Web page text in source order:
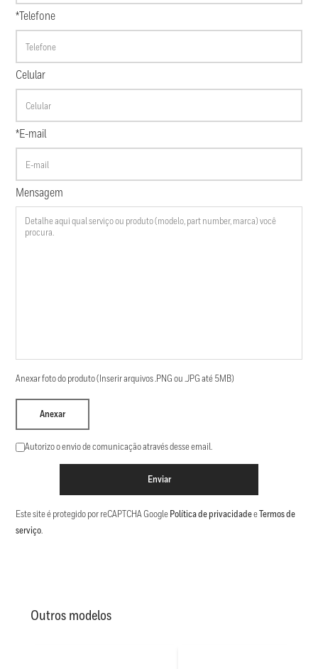
*Telefone
Celular
*E-mail
Mensagem
Anexar foto do produto (Inserir arquivos .PNG ou .JPG até 5MB)
Anexar
Autorizo o envio de comunicação através desse email.
Enviar
Este site é protegido por reCAPTCHA Google Política de privacidadee Termos de
serviço.
Outros modelos